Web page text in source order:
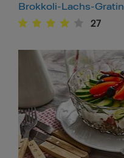
Brokkoli-Lachs-Gratin
27